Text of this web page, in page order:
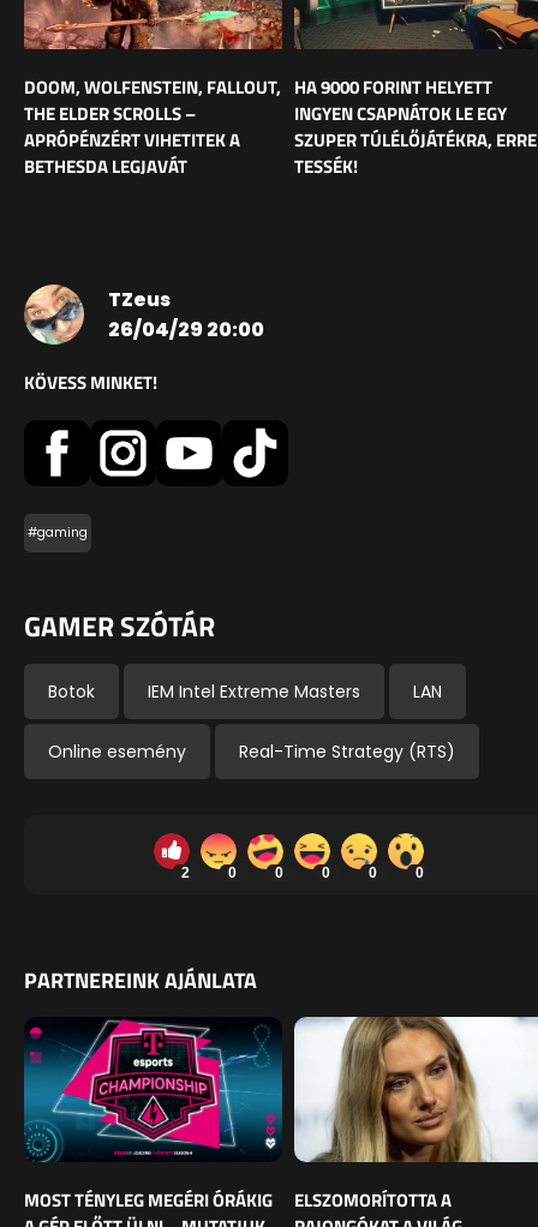
DOOM, WOLFENSTEIN, FALLOUT,
THE ELDER SCROLLS –
APRÓPÉNZÉRT VIHETITEK A
BETHESDA LEGJAVÁT
HA 9000 FORINT HELYETT
INGYEN CSAPNÁTOK LE EGY
SZUPER TÚLÉLŐJÁTÉKRA, ERRE
TESSÉK!
TZeus
26/04/29 20:00
KÖVESS MINKET!
#gaming
GAMER SZÓTÁR
Botok IEM Intel Extreme Masters LAN
Online esemény Real-Time Strategy (RTS)
2 0 0 0 0 0
PARTNEREINK AJÁNLATA
MOST TÉNYLEG MEGÉRI ÓRÁKIG
ELSZOMORÍTOTTA A